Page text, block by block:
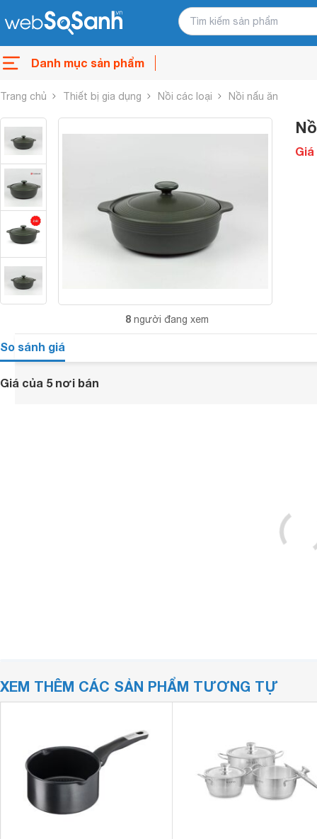
Danh mục sản phẩm
Trang chủ Thiết bị gia dụng Nồi các loại Nồi nấu ăn
8 người đang xem
So sánh giá
Giá của 5 nơi bán
XEM THÊM CÁC SẢN PHẨM TƯƠNG TỰ